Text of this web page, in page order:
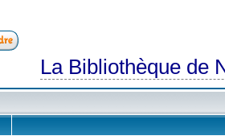
La Bibliothèque de